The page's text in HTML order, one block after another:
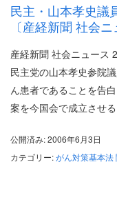
民主・山本孝史議
〔産経新聞 社会ニ
産経新聞 社会ニュース
民主党の山本孝史参院
ん患者であることを告
案を今国会で成立させ
公開済み: 2006年6月3日
カテゴリー:がん対策基本法